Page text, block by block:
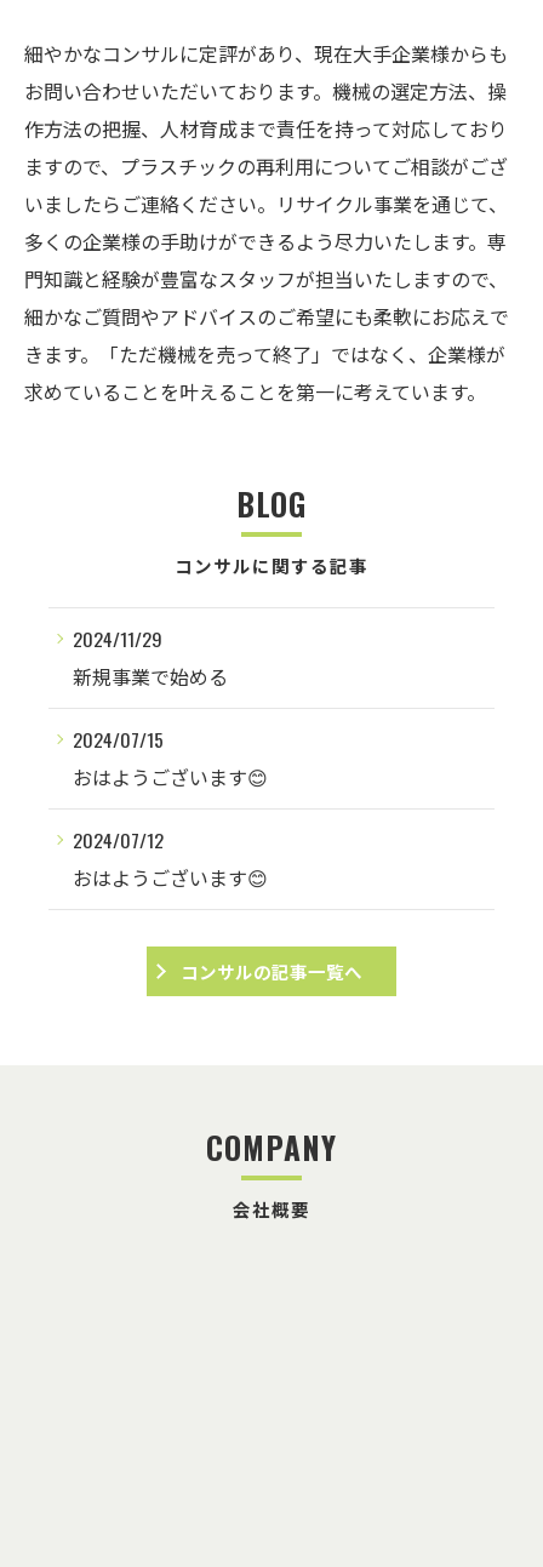
細やかなコンサルに定評があり、現在大手企業様からも
お問い合わせいただいております。機械の選定方法、操
作方法の把握、人材育成まで責任を持って対応しており
ますので、プラスチックの再利用についてご相談がござ
いましたらご連絡ください。リサイクル事業を通じて、
多くの企業様の手助けができるよう尽力いたします。専
門知識と経験が豊富なスタッフが担当いたしますので、
細かなご質問やアドバイスのご希望にも柔軟にお応えで
きます。「ただ機械を売って終了」ではなく、企業様が
求めていることを叶えることを第一に考えています。
BLOG
コンサルに関する記事
2024/11/29
新規事業で始める
2024/07/15
おはようございます😊
2024/07/12
おはようございます😊
コンサルの記事一覧へ
COMPANY
会社概要